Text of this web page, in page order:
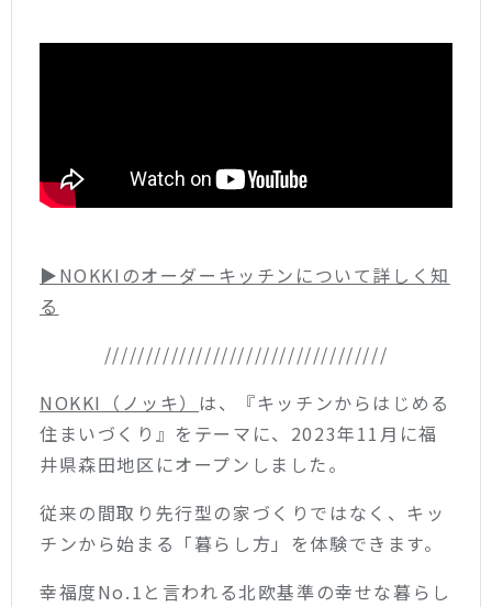
▶︎NOKKIのオーダーキッチンについて詳しく知
る
//////////////////////////////////
NOKKI（ノッキ） は、『キッチンからはじめる
住まいづくり』をテーマに、2023年11月に福
井県森田地区にオープンしました。
従来の間取り先行型の家づくりではなく、キッ
チンから始まる「暮らし方」を体験できます。
幸福度No.1と言われる北欧基準の幸せな暮らし